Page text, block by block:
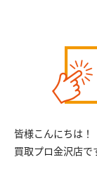
皆様こんにちは！
買取プロ金沢店で